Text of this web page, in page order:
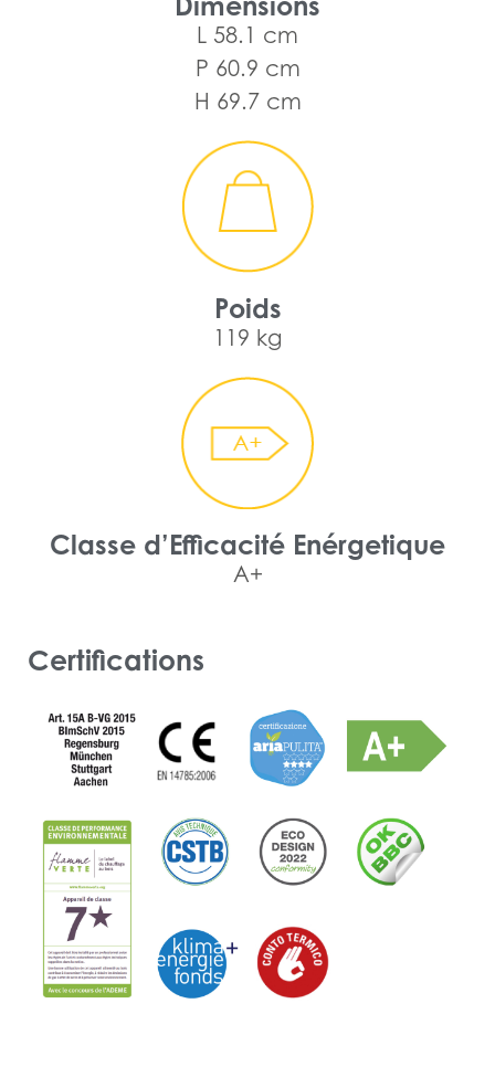
L 58.1 cm
P 60.9 cm
H 69.7 cm
Poids
119 kg
Classe d’Efficacité Enérgetique
A+
Certifications